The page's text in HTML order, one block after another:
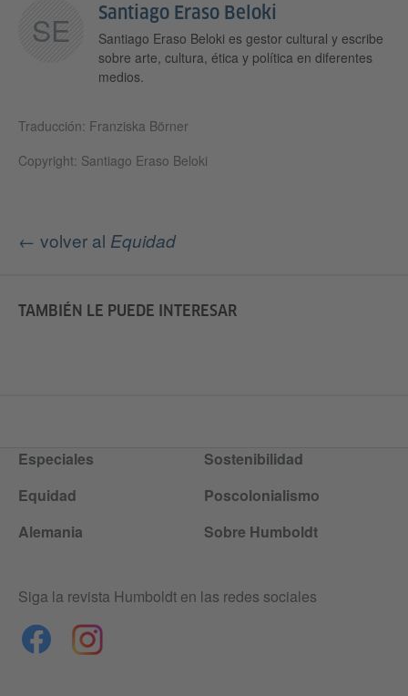
SE Santiago Eraso Beloki
Santiago Eraso Beloki es gestor cultural y escribe
sobre arte, cultura, ética y política en diferentes
medios.
Traducción: Franziska Börner
Copyright: Santiago Eraso Beloki
← volver al Equidad
TAMBIÉN LE PUEDE INTERESAR
Especiales
Sostenibilidad
Equidad
Poscolonialismo
Alemania
Sobre Humboldt
Siga la revista Humboldt en las redes sociales